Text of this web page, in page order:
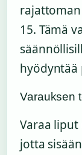
15. Tämä
hyödyntää
Varauksen
Varaa
jotta